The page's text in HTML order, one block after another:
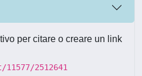
per citare o creare un link
2512641